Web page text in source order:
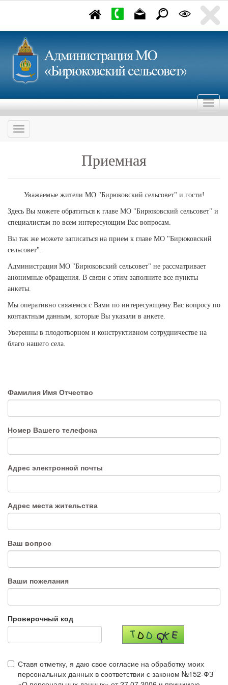
Приемная
Уважаемые жители МО "Бирюковский сельсовет" и гости!
Здесь Вы можете обратиться к главе МО "Бирюковский сельсовет" и
специалистам по всем интересующим Вас вопросам.
Вы так же можете записаться на прием к главе МО "Бирюковский
сельсовет".
Администрация МО "Бирюковский сельсовет" не рассматривает
анонимные обращения. В связи с этим заполните все пункты
анкеты.
Мы оперативно свяжемся с Вами по интересующему Вас вопросу по
контактным данным, которые Вы указали в анкете.
Уверенны в плодотворном и конструктивном сотрудничестве на
благо нашего села.
Фамилия Имя Отчество
Номер Вашего телефона
Адрес электронной почты
Адрес места жительства
Ваш вопрос
Ваши пожелания
Проверочный код
Ставя отметку, я даю свое согласие на обработку моих
персональных данных в соответствии с законом №152-ФЗ